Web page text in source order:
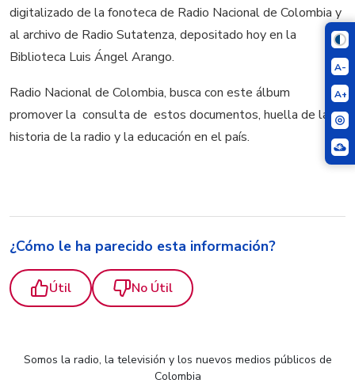
A-
A+
digitalizado de la fonoteca de Radio Nacional de Colombia y
al archivo de Radio Sutatenza, depositado hoy en la
Biblioteca Luis Ángel Arango.
Radio Nacional de Colombia, busca con este álbum
promover la consulta de estos documentos, huella de la
historia de la radio y la educación en el país.
¿Cómo le ha parecido esta información?
Útil No Útil
Somos la radio, la televisión y los nuevos medios públicos de
Colombia